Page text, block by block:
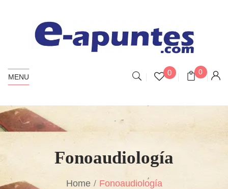
MENU 0 0
Fonoaudiología
Home Fonoaudiología